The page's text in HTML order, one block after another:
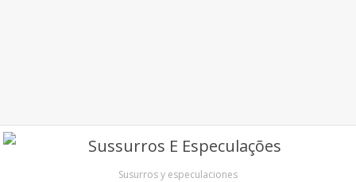
Susurros y especulaciones